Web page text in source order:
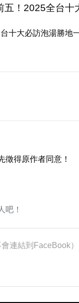
五！2025全台
十大必訪泡湯勝地
徵得原作者同意！
吧！
會連結到FaceBook